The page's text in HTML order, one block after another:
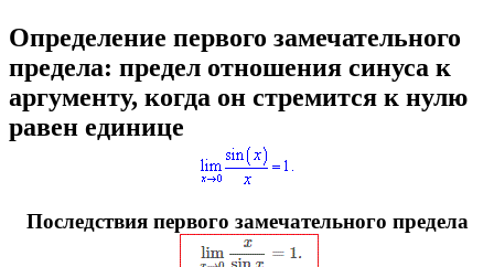
Определение первого замечательного
предела: предел отношения синуса к
аргументу, когда он стремится к нулю
равен единице
Последствия первого замечательного предела